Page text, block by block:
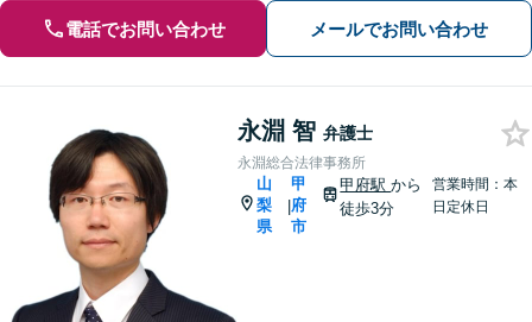
電話でお問い合わせ メールでお問い合わせ
永淵 智 弁護士
永淵総合法律事務所
山
梨
県
|
甲
府
市
甲府駅から
徒歩3分
営業時間：本
日定休日